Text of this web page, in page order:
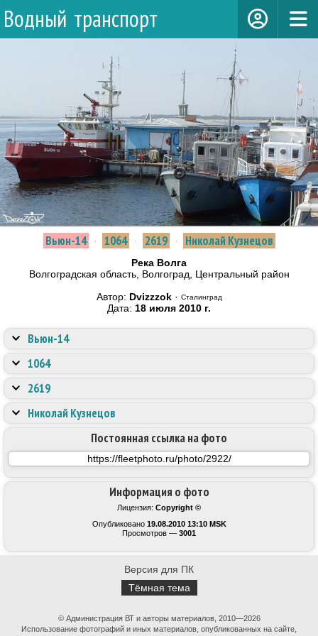
Водный транспорт
Вьюн-14 · 1064 · 2619 · Николай Кузнецов
Река Волга
Волгоградская область, Волгоград, Центральный район
Автор: Dvizzzok· Сталинград
Дата: 18 июля 2010 г.
Информация о фото
Лицензия: Copyright ©
Опубликовано 19.08.2010 13:10 MSK
Просмотров — 3001
Постоянная ссылка на фото
Вьюн-14
1064
2619
Николай Кузнецов
Версия для ПК
Тёмная тема
© Администрация ВТ и авторы материалов, 2010—2026
Использование фотографий и иных материалов, опубликованных на сайте,